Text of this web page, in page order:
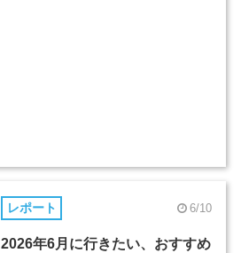
レポート 6/10
2026年6月に行きたい、おすすめ